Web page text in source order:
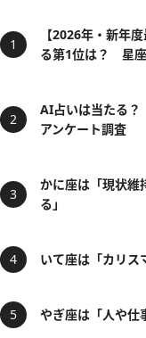
【2026年・新年
る第1位は？ 星
AI占いは当たる
アンケート調査
かに座は「現状維
る」
いて座は「カリス
やぎ座は「人や仕